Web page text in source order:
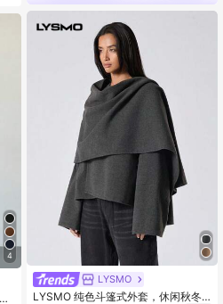
4
LYSMO
LYSMO 纯色斗篷式外套，休闲秋冬